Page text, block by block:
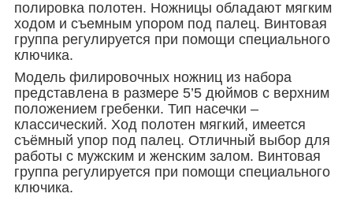
полировка полотен. Ножницы обладают мягким
ходом и съемным упором под палец. Винтовая
группа регулируется при помощи специального
ключика.
Модель филировочных ножниц из набора
представлена в размере 5’5 дюймов с верхним
положением гребенки. Тип насечки –
классический. Ход полотен мягкий, имеется
съёмный упор под палец. Отличный выбор для
работы с мужским и женским залом. Винтовая
группа регулируется при помощи специального
ключика.